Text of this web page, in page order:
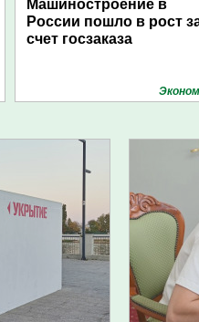
Машиностроение в
России пошло в рост
счет госзаказа